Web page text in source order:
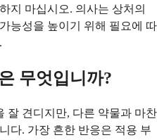
지 마십시오. 의사는 상처의
능성을 높이기 위해 필요에 따
무엇입니까?
잘 견디지만, 다른 약물과 마찬
다. 가장 흔한 반응은 적용 부